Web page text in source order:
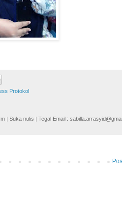
Protokol
| Suka nulis | Tegal Email :